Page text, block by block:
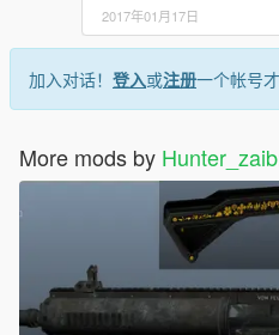
2017年01月17日
加入对话！ 登入或注册一个帐号
More mods by Hunter_zaib